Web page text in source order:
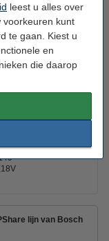
leest u alles over
voorkeuren kunt
te gaan. Kiest u
en
die daarop
lijn van Bosch